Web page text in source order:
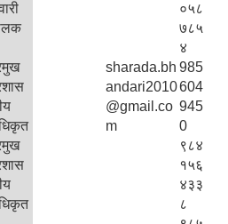
०५८
७८५
४
sharada.bh
andari2010
@gmail.co
m
985
604
945
0
९८४
१५६
४३३
८